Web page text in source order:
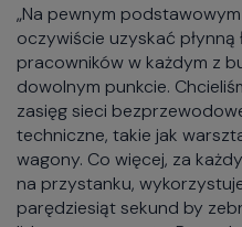
„Na pewnym
oczywiście uzyskać
pracowników w każdym z
dowolnym punkcie.
zasięg sieci
techniczne, takie jak
wagony. Co więcej, za
na przystanku,
parędziesiąt sekund by